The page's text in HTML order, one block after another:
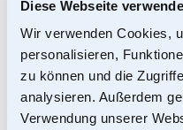
Diese Webseite
Wir verwenden Cookies,
personalisieren,
zu können und die
analysieren. Außerdem
Verwendung unserer
kommen sie ideal für folgende
Urnenwände oder
Urnenstelen auf
Designs und